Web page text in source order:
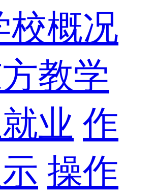
校概况
教学
业 作
操作